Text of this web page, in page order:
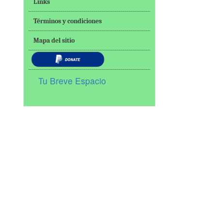
Links
Términos y condiciones
Mapa del sitio
Tu Breve Espacio